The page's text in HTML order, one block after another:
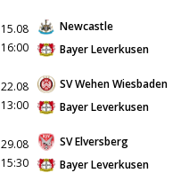
15.08
16:00
Newcastle
Bayer Leverkusen
22.08
13:00
SV Wehen Wiesbaden
Bayer Leverkusen
29.08
15:30
SV Elversberg
Bayer Leverkusen